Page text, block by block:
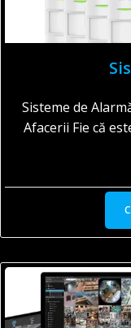
Sisteme de
Afacerii Fie că